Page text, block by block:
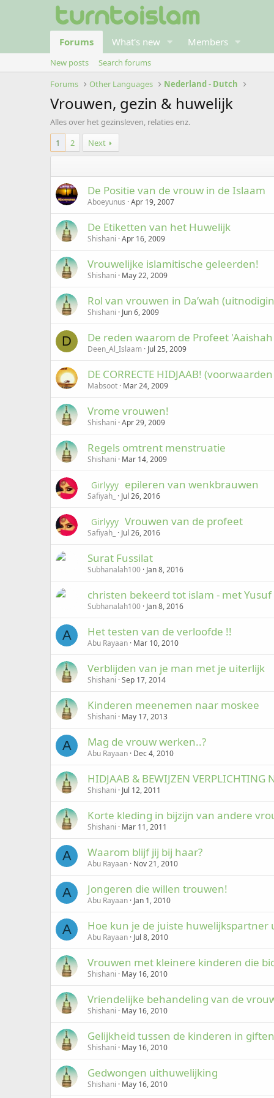
Forums What's new Members
New posts
Search forums
Forums
Other Languages Nederland - Dutch
Vrouwen, gezin & huwelijk
Alles over het gezinsleven, relaties enz.
1
2 Next
De Positie van de vrouw in de Islaam
Aboeyunus Apr 19, 2007
De Etiketten van het Huwelijk
Shishani Apr 16, 2009
Vrouwelijke islamitische geleerden!
Shishani May 22, 2009
Rol van vrouwen in Da’wah
Shishani Jun 6, 2009
D De reden waarom de Profeet
Deen_Al_Islaam Jul 25, 2009
DE CORRECTE HIDJAAB!
Mabsoot Mar 24, 2009
Vrome vrouwen!
Shishani Apr 29, 2009
Regels omtrent menstruatie
Shishani Mar 14, 2009
Girlyyy epileren van wenkbrauwen
Safiyah_ Jul 26, 2016
Girlyyy Vrouwen van de profeet
Safiyah_ Jul 26, 2016
Surat Fussilat
Subhanalah100 Jan 8, 2016
christen bekeerd tot islam - met
Subhanalah100 Jan 8, 2016
A Het testen van de verloofde !!
Abu Rayaan Mar 10, 2010
Verblijden van je man met je uiterlijk
Shishani Sep 17, 2014
Kinderen meenemen naar moskee
Shishani May 17, 2013
A Mag de vrouw werken..?
Abu Rayaan Dec 4, 2010
HIDJAAB & BEWIJZEN VERPLICHTING
Shishani Jul 12, 2011
Korte kleding in bijzijn van andere
Shishani Mar 11, 2011
A Waarom blijf jij bij haar?
Abu Rayaan Nov 21, 2010
A Jongeren die willen trouwen!
Abu Rayaan Jan 1, 2010
A Hoe kun je de juiste huwelijkspartner
Abu Rayaan Jul 8, 2010
Shishani May 16, 2010
Vriendelijke behandeling van de
Shishani May 16, 2010
Gelijkheid tussen de kinderen in giften
Shishani May 16, 2010
Gedwongen uithuwelijking
Shishani May 16, 2010